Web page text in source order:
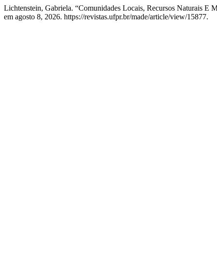
Lichtenstein, Gabriela. “Comunidades Locais, Recursos Naturais E
em agosto 8, 2026. https://revistas.ufpr.br/made/article/view/15877.